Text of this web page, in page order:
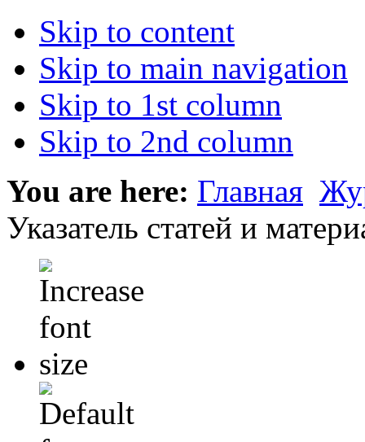
Skip to content
Skip to main navigation
Skip to 1st column
Skip to 2nd column
You are here: Главная
Указатель статей и